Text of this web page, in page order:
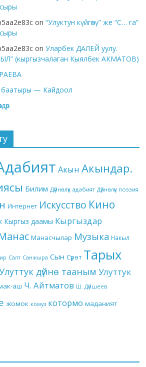
on“Улуктун күйгөнү” же “С… га”
onУларбек ДАЛЕЙ уулу.
(кыргызчалаган Кыялбек АКМАТОВ)
баатыры — Кайдоол
Акын Акындар.
Билим Дүйнөлүк адабият Дүйнөлүк поэзия
Интернет Искусство Кино
Кыргыз даамы Кыргыздар
Манасчылар Музыка Накыл
Салт Санжыра Сын Сүрөт Тарых
дүйнө тааным Улуттук
аш Ч. Айтматов Ш. Дүйшеев
жомок комуз котормо маданият